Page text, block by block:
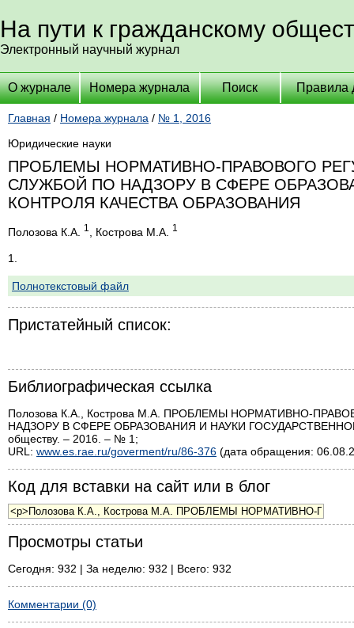
На пути к гражданскому
Электронный научный журнал
О журнале Номера журнала Поиск Правила
Главная / Номера журнала / № 1, 2016
Юридические науки
ПРОБЛЕМЫ НОРМАТИВНО-ПРАВОВОГО
СЛУЖБОЙ ПО НАДЗОРУ В СФЕРЕ
КОНТРОЛЯ КАЧЕСТВА ОБРАЗОВАНИЯ
Полозова К.А. 1 , Кострова М.А. 1
1.
Полнотекстовый файл
Пристатейный список:
Библиографическая ссылка
Полозова К.А., Кострова М.А. ПРОБЛЕМЫ НОРМАТИВНО-
НАДЗОРУ В СФЕРЕ ОБРАЗОВАНИЯ И НАУКИ
обществу. – 2016. – № 1;
URL: www.es.rae.ru/goverment/ru/86-376 (дата обращения:
Код для вставки на сайт или в блог
Просмотры статьи
Сегодня: 932 | За неделю: 932 | Всего: 932
Комментарии (0)